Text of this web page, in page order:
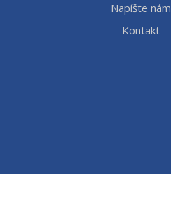
Napíšte nám
Kontakt